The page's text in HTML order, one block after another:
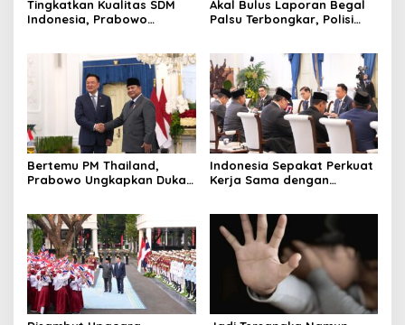
Tingkatkan Kualitas SDM
Indonesia, Prabowo
Terbaik Dunia
Akal Bulus Laporan Begal
Palsu Terbongkar, Polisi
Bertemu PM Thailand,
Prabowo Ungkapkan Duka
Raja Thailand
Indonesia Sepakat Perkuat
Kerja Sama dengan